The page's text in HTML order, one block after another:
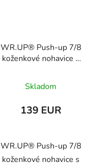
WR.UP® Push-up 7/8
koženkové nohavice s
prekrížením,
WRUP4HS311
Skladom
139 EUR
WR.UP® Push-up 7/8
koženkové nohavice s